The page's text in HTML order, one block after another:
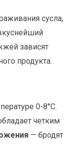
сусла,
зависят
продукта.
0-8°С.
четким
— бродят